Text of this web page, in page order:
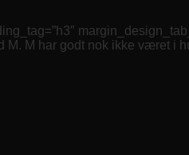
M. M har godt nok ikke været i